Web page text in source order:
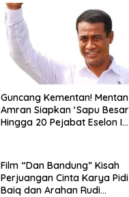
Guncang Kementan! Mentan
Amran Siapkan ‘Sapu
Hingga 20 Pejabat Eselon I
Film “Dan Bandung” Kisah
Perjuangan Cinta Karya Pidi
Baiq dan Arahan Rudi